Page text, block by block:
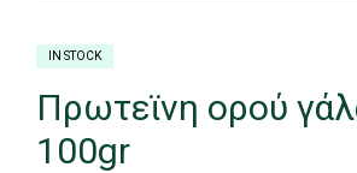
IN STOCK
Πρωτεϊνη ορού
100gr